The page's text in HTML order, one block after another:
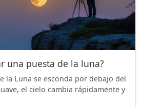
una puesta de la luna?
la Luna se esconda por debajo del
el cielo cambia rápidamente y